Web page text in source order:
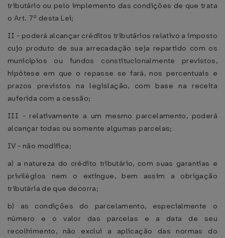
tributário ou pelo implemento das condições de que trata
o Art. 7º desta Lei;
II - poderá alcançar créditos tributários relativo a imposto
cujo produto de sua arrecadação seja repartido com os
municípios ou fundos constitucionalmente previstos,
hipótese em que o repasse se fará, nos percentuais e
prazos previstos na legislação, com base na receita
auferida com a cessão;
III - relativamente a um mesmo parcelamento, poderá
alcançar todas ou somente algumas parcelas;
IV - não modifica;
a) a natureza do crédito tributário, com suas garantias e
privilégios nem o extingue, bem assim a obrigação
tributária de que decorra;
b) as condições do parcelamento, especialmente o
número e o valor das parcelas e a data de seu
recolhimento, não exclui a aplicação das normas do